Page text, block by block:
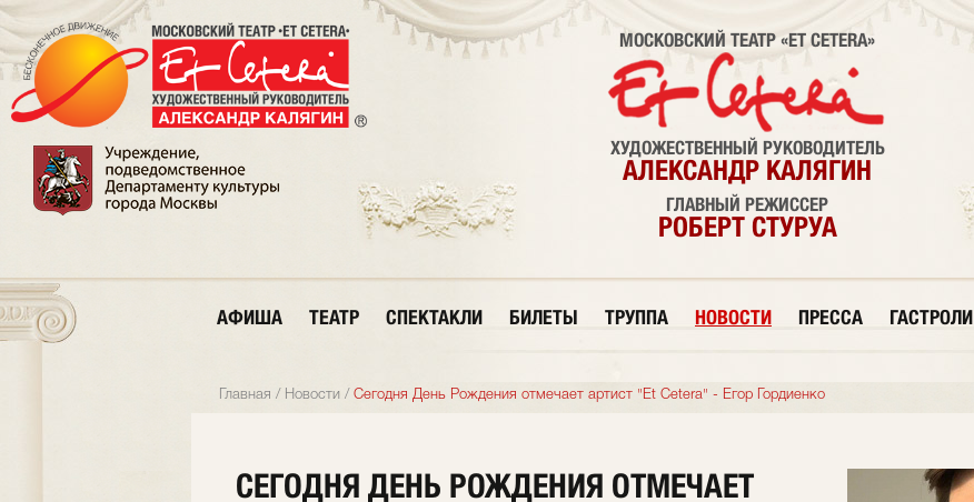
МОСКОВСКИЙ ТЕАТР «ET CETERA»
ХУДОЖЕСТВЕННЫЙ РУКОВОДИТЕЛЬ
АЛЕКСАНДР КАЛЯГИН
ГЛАВНЫЙ РЕЖИССЕР
РОБЕРТ СТУРУА
АФИША ТЕАТР СПЕКТАКЛИ БИЛЕТЫ ТРУППА НОВОСТИ ПРЕССА ГАСТРОЛИ
Главная / Новости / Сегодня День Рождения отмечает артист "Et Cetera" - Егор Гордиенко
СЕГОДНЯ ДЕНЬ РОЖДЕНИЯ ОТМЕЧАЕТ